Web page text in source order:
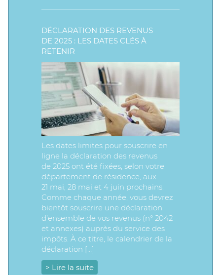
DÉCLARATION DES REVENUS
DE 2025 : LES DATES CLÉS À
RETENIR
Les dates limites pour souscrire en
ligne la déclaration des revenus
de 2025 ont été fixées, selon votre
département de résidence, aux
21 mai, 28 mai et 4 juin prochains.
Comme chaque année, vous devrez
bientôt souscrire une déclaration
d’ensemble de vos revenus (n° 2042
et annexes) auprès du service des
impôts. À ce titre, le calendrier de la
déclaration […]
> Lire la suite